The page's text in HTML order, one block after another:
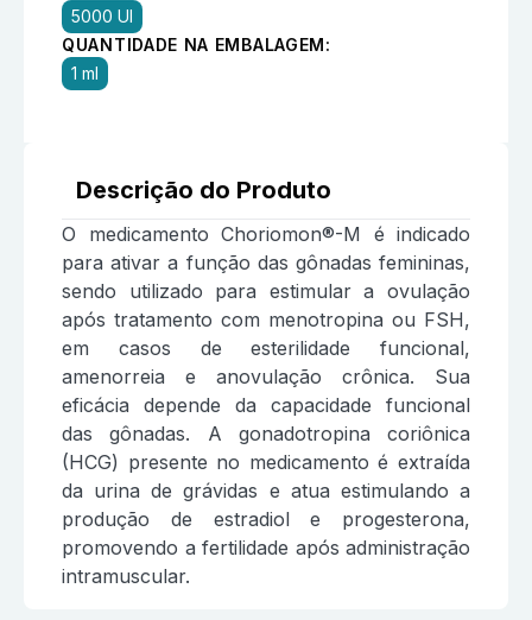
5000 UI
QUANTIDADE NA EMBALAGEM:
1 ml
Descrição do Produto
O medicamento Choriomon®-M é indicado
para ativar a função das gônadas femininas,
sendo utilizado para estimular a ovulação
após tratamento com menotropina ou FSH,
em casos de esterilidade funcional,
amenorreia e anovulação crônica. Sua
eficácia depende da capacidade funcional
das gônadas. A gonadotropina coriônica
(HCG) presente no medicamento é extraída
da urina de grávidas e atua estimulando a
produção de estradiol e progesterona,
promovendo a fertilidade após administração
intramuscular.